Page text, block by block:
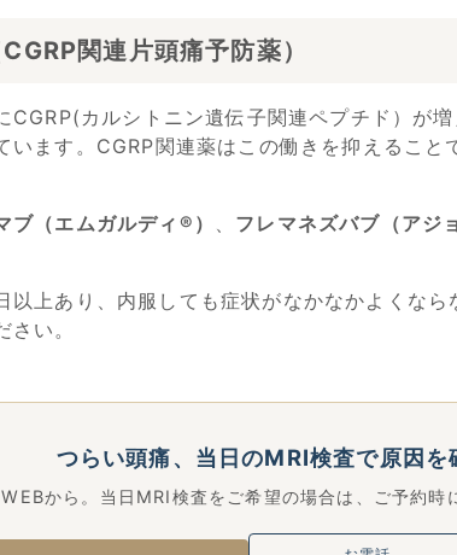
関連片頭痛予防薬）
CGRP(カルシトニン遺伝子関連ペプチド）が
います。CGRP関連薬はこの働きを抑えること
ブ（エムガルディ®︎） 、 フレマネズバブ（アジ
以上あり、内服しても症状がなかなかよくなら
い。
つらい頭痛、当日のMRI検査で原因を
から。当日MRI検査をご希望の場合は、ご予約時